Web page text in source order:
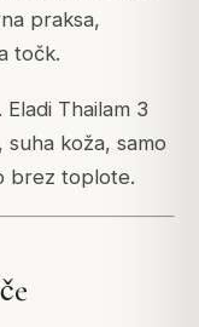
praksa,
točk.
Thailam 3
koža, samo
brez toplote.